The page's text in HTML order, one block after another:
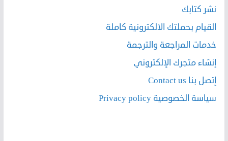
نشر كتابك
القيام بحملتك الالكترونية كاملة
خدمات المراجعة والترجمة
إنشاء متجرك الإلكتروني
إتصل بنا Contact us
سياسة الخصوصية Privacy policy